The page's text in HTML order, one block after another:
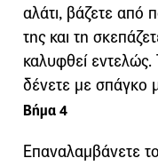
αλάτι, βάζετε από
της και τη
καλυφθεί εντελώς.
δένετε με σπάγκο
Βήμα 4
Επαναλαμβάνετε